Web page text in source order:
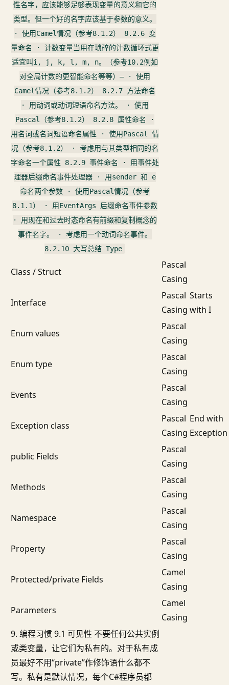
性名字，应该能够足够表现变量的意义和它的
类型。但一个好的名字应该基于参数的意义。
· 使用Camel情况（参考8.1.2） 8.2.6 变
量命名 · 计数变量当用在琐碎的计数循环式更
适宜叫i, j, k, l, m, n。（参考10.2例如
对全局计数的更智能命名等等）— · 使用
Camel情况（参考8.1.2） 8.2.7 方法命名
· 用动词或动词短语命名方法。 · 使用
Pascal（参考8.1.2） 8.2.8 属性命名 ·
用名词或名词短语命名属性 · 使用Pascal 情
况（参考8.1.2） · 考虑用与其类型相同的名
字命名一个属性 8.2.9 事件命名 · 用事件处
理器后缀命名事件处理器 · 用sender 和 e
命名两个参数 · 使用Pascal情况（参考
8.1.1） · 用EventArgs 后缀命名事件参数
· 用现在和过去时态命名有前缀和复制概念的
事件名字。 · 考虑用一个动词命名事件。
8.2.10 大写总结 Type
Class / Struct
Pascal
Casing
Interface
Pascal
Casing
Starts
with I
Enum values
Pascal
Casing
Enum type
Pascal
Casing
Events
Pascal
Casing
Exception class
Pascal
Casing
End with
Exception
public Fields
Pascal
Casing
Methods
Pascal
Casing
Namespace
Pascal
Casing
Property
Pascal
Casing
Protected/private Fields
Camel
Casing
Parameters
Camel
Casing
9. 编程习惯 9.1 可见性 不要任何公共实例
或类变量，让它们为私有的。对于私有成
员最好不用“private”作修饰语什么都不
写。私有是默认情况，每个C#程序员都